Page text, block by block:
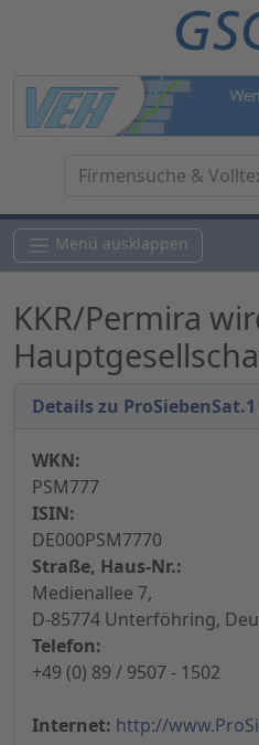
Menü ausklappen
KKR/Permira
Details zu ProSiebenSat.1
WKN:
PSM777
ISIN:
DE000PSM7770
Straße, Haus-Nr.:
Medienallee 7,
D-85774 Unterföhring,
Telefon:
+49 (0) 89 / 9507 - 1502
Internet: http://